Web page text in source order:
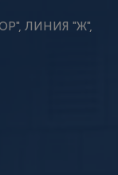
ЛИНИЯ "Ж",